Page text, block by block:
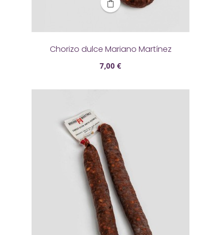
Chorizo dulce Mariano Martínez
7,00 €